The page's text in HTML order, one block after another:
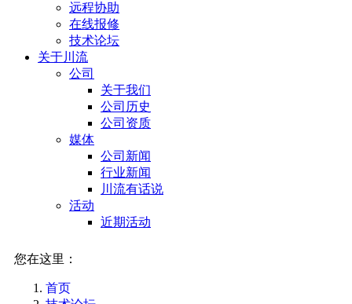
远程协助
在线报修
技术论坛
关于川流
公司
关于我们
公司历史
公司资质
媒体
公司新闻
行业新闻
川流有话说
活动
近期活动
您在这里：
首页